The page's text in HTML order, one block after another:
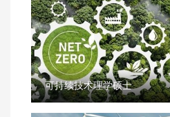
可持续技术理学硕士